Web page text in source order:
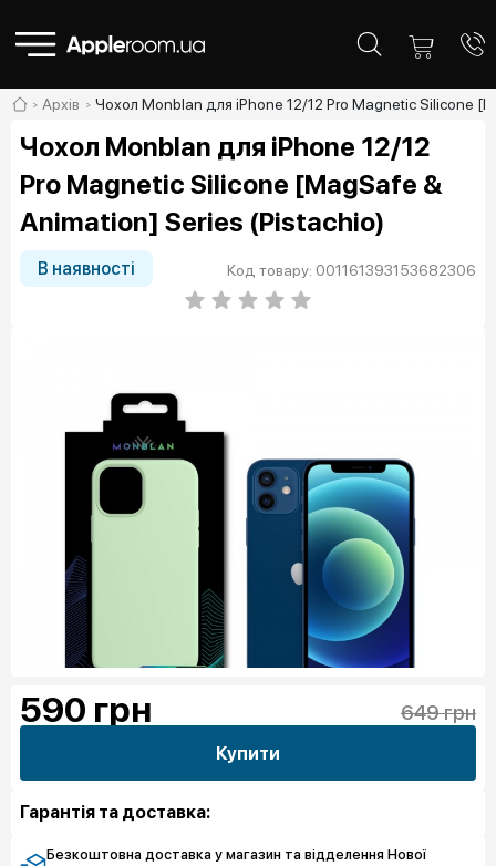
Архів Чохол Monblan для iPhone 12/12 Pro Magnetic Silicone
Чохол Monblan для iPhone 12/12
Pro Magnetic Silicone [MagSafe &
Animation] Series (Pistachio)
В наявності Код товару: 001161393153682306
590 грн 649 грн
Купити
Гарантія та доставка:
Безкоштовна доставка у магазин та відделення Нової